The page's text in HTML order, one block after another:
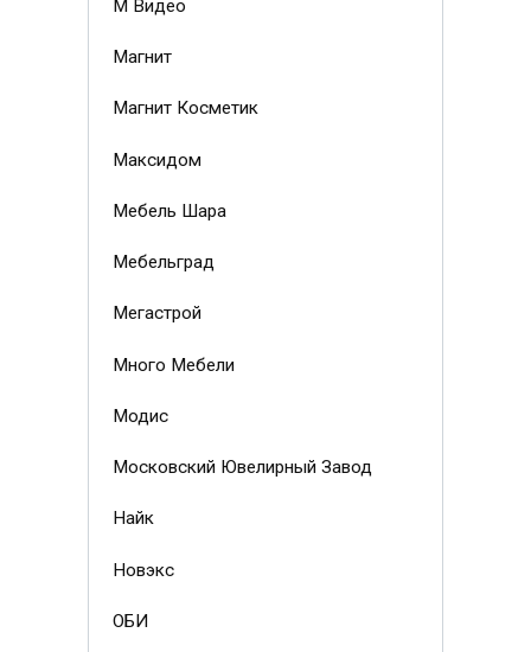
М Видео
Магнит
Магнит Косметик
Максидом
Мебель Шара
Мебельград
Мегастрой
Много Мебели
Модис
Московский Ювелирный Завод
Найк
Новэкс
ОБИ